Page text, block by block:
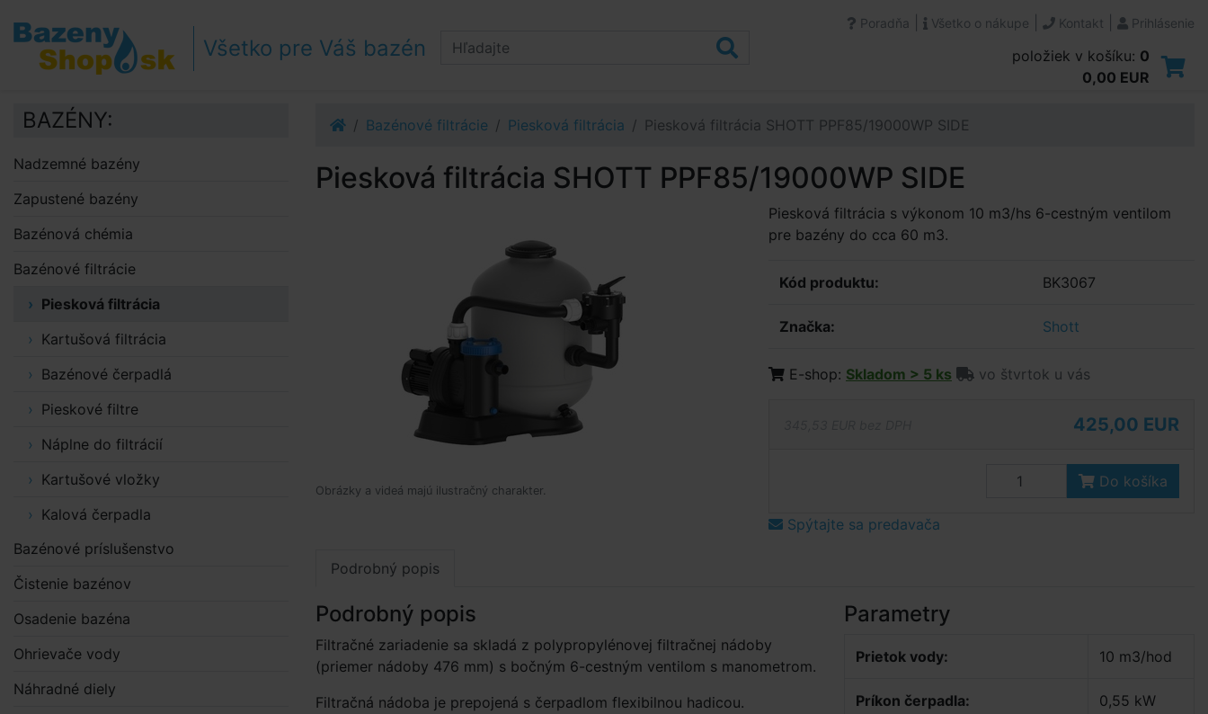
Prejsť na obsah
Prejsť k bočnému stĺpci
Klávesové skratky
Všetko pre Váš bazén
Poradňa Všetko o nákupe Kontakt Prihlásenie
položiek v košíku: 0
0,00 EUR
Bazénové filtrácie Piesková filtrácia Piesková filtrácia SHOTT PPF85/19000WP SIDE
Piesková filtrácia SHOTT PPF85/19000WP SIDE
Obrázky a videá majú ilustračný charakter.
Piesková filtrácia s výkonom 10 m3/hs 6-cestným ventilom
pre bazény do cca 60 m3.
Kód produktu: BK3067
Značka: Shott
E-shop: Skladom > 5 ks vo štvrtok u vás
425,00 EUR
Do košíka
Spýtajte sa predavača
Podrobný popis
Podrobný popis
Filtračné zariadenie sa skladá z polypropylénovej filtračnej nádoby
(priemer nádoby 476 mm) s bočným 6-cestným ventilom s manometrom.
Filtračná nádoba je prepojená s čerpadlom flexibilnou hadicou.
Parametry
Prietok vody: 10 m3/hod
Príkon čerpadla: 0,55 kW
BAZÉNY:
Nadzemné bazény
Zapustené bazény
Bazénová chémia
Bazénové filtrácie
Piesková filtrácia
Kartušová filtrácia
Bazénové čerpadlá
Pieskové filtre
Náplne do filtrácií
Kartušové vložky
Kalová čerpadla
Bazénové príslušenstvo
Čistenie bazénov
Osadenie bazéna
Ohrievače vody
Náhradné diely